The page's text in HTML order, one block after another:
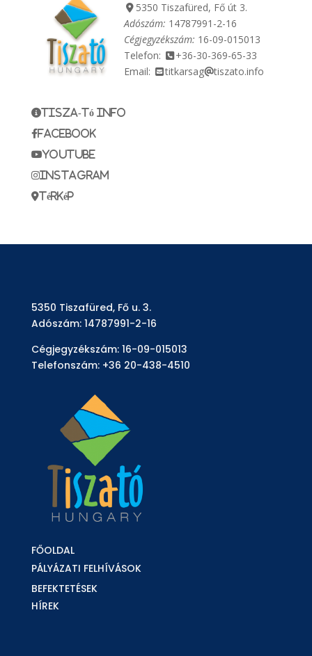
5350 Tiszafüred, Fő út 3.
Adószám: 14787991-2-16
Cégjegyzékszám: 16-09-015013
Telefon:
+36-30-369-65-33
Email:
titkarsag tiszato.info
Tisza-tó info
Facebook
YouTube
instagram
térkép
5350 Tiszafüred, Fő u. 3.
Adószám: 14787991-2-16
Cégjegyzékszám: 16-09-015013
Telefonszám: +36 20-438-4510
FŐOLDAL
PÁLYÁZATI FELHÍVÁSOK
BEFEKTETÉSEK
HÍREK